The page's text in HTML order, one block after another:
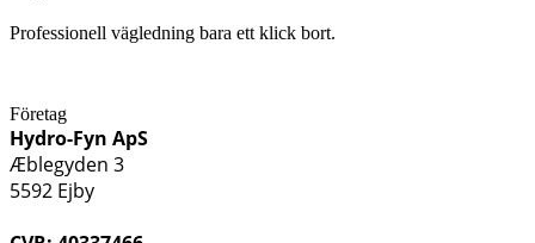
Professionell vägledning bara ett klick bort.
Företag
Hydro-Fyn ApS
Æblegyden 3
5592 Ejby